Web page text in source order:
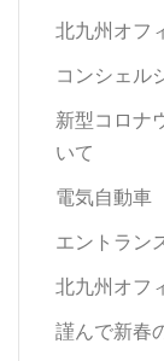
北九州オフ
コンシェル
新型コロナ
いて
電気自動車
エントラン
北九州オフ
謹んで新春